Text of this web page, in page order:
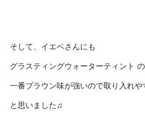
そして、イエベさんにも
グラスティングウォーターティント
一番ブラウン味が強いので取り入れや
と思いました♫